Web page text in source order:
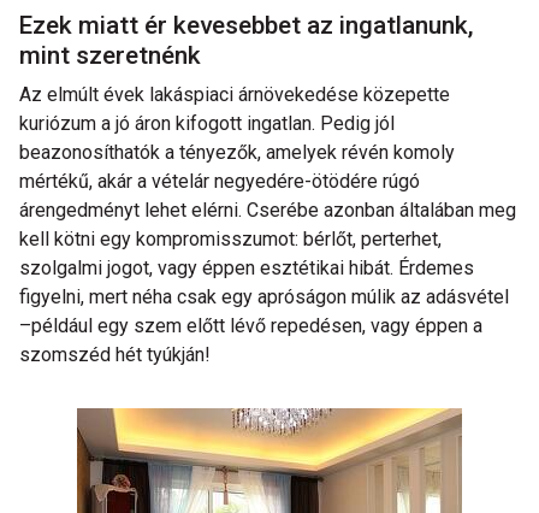
Ezek miatt ér kevesebbet az ingatlanunk,
mint szeretnénk
Az elmúlt évek lakáspiaci árnövekedése közepette
kuriózum a jó áron kifogott ingatlan. Pedig jól
beazonosíthatók a tényezők, amelyek révén komoly
mértékű, akár a vételár negyedére-ötödére rúgó
árengedményt lehet elérni. Cserébe azonban általában meg
kell kötni egy kompromisszumot: bérlőt, perterhet,
szolgalmi jogot, vagy éppen esztétikai hibát. Érdemes
figyelni, mert néha csak egy apróságon múlik az adásvétel
–például egy szem előtt lévő repedésen, vagy éppen a
szomszéd hét tyúkján!